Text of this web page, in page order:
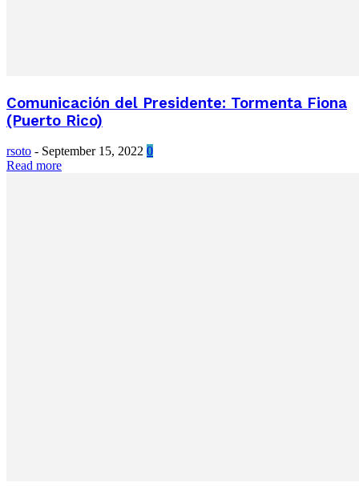
Comunicación del Presidente: Tormenta Fiona
(Puerto Rico)
rsoto - September 15, 2022 0
Read more